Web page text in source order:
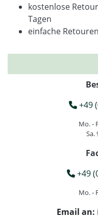
kostenlose
Tagen
einfache
+49
Mo. -
Sa.
+49
Mo. -
Email an: